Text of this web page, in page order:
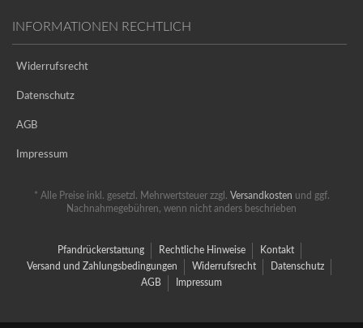
INFORMATIONEN RECHTLICH
Widerrufsrecht
Datenschutz
AGB
Impressum
* Alle Preise inkl. gesetzl. Mehrwertsteuer zzgl. Versandkosten und ggf.
Nachnahmegebühren, wenn nicht anders beschrieben
Pfandrückerstattung Rechtliche Hinweise
Kontakt
Versand und Zahlungsbedingungen
Widerrufsrecht
Datenschutz
AGB
Impressum